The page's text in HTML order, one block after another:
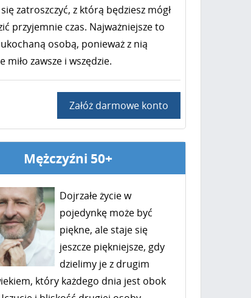
się zatroszczyć, z którą będziesz mógł
przyjemnie czas. Najważniejsze to
osobą, ponieważ z nią
miło zawsze i wszędzie.
Załóż darmowe konto
Mężczyźni 50+
Dojrzałe życie w
pojedynkę może być
piękne, ale staje się
jeszcze piękniejsze, gdy
dzielimy je z drugim
który każdego dnia jest obok